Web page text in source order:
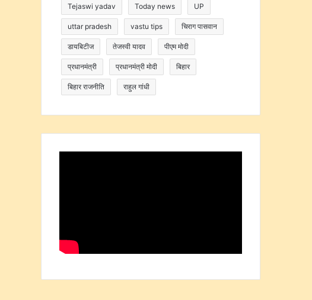
Tejaswi yadav Today news UP
uttar pradesh vastu tips चिराग पासवान
डायबिटीज तेजस्वी यादव पीएम मोदी
प्रधानमंत्री प्रधानमंत्री मोदी बिहार
बिहार राजनीति राहुल गांधी